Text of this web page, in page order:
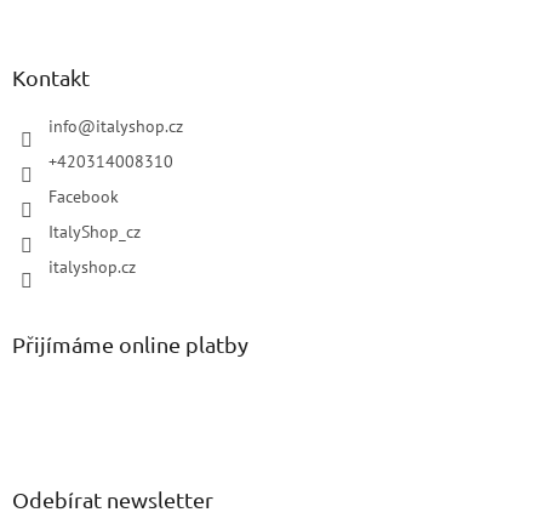
Kontakt
info@italyshop.cz
+420314008310
Facebook
ItalyShop_cz
italyshop.cz
Přijímáme online platby
Odebírat newsletter